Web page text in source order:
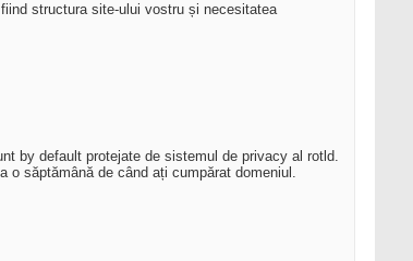
structura site-ului vostru și necesitatea
by default protejate de sistemul de privacy al rotld.
o săptămână de când ați cumpărat domeniul.